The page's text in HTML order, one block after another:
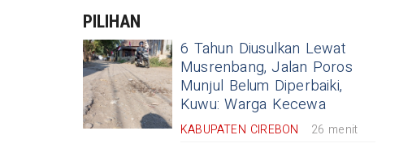
PILIHAN
6 Tahun Diusulkan Lewat
Musrenbang, Jalan Poros
Munjul Belum Diperbaiki,
Kuwu: Warga Kecewa
KABUPATEN CIREBON 26 menit